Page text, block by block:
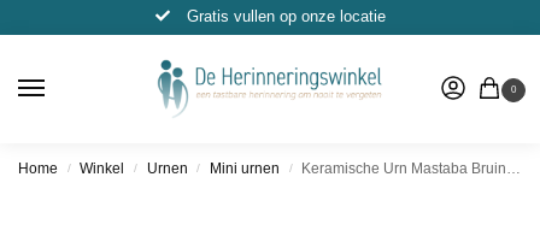
Gratis vullen op onze locatie
0
Home / Winkel / Urnen / Mini urnen / Keramische Urn Mastaba Bruin – (Groot, Middel & Klein)